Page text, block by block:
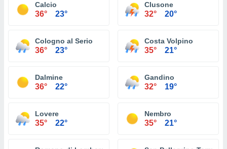
Calcio
36° 23°
Clusone
32° 20°
Cologno al Serio
36° 23°
Costa Volpino
35° 21°
Dalmine
36° 22°
Gandino
32° 19°
Lovere
35° 22°
Nembro
35° 21°